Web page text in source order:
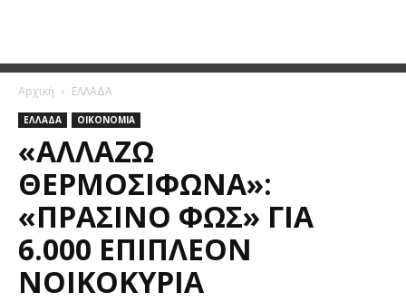
Αρχική ΕΛΛΑΔΑ
ΕΛΛΑΔΑ ΟΙΚΟΝΟΜΙΑ
«ΑΛΛΆΖΩ
ΘΕΡΜΟΣΊΦΩΝΑ»:
«ΠΡΆΣΙΝΟ ΦΩΣ» ΓΙΑ
6.000 ΕΠΙΠΛΈΟΝ
ΝΟΙΚΟΚΥΡΙΆ